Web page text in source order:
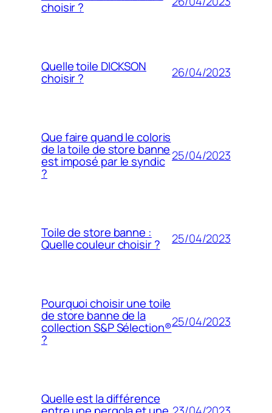
choisir ?
Quelle toile DICKSON
choisir ? 26/04/2023
Que faire quand le coloris
de la toile de store banne
est imposé par le syndic
?
25/04/2023
Toile de store banne :
Quelle couleur choisir ? 25/04/2023
Pourquoi choisir une toile
de store banne de la
collection S&P Sélection®
?
25/04/2023
Quelle est la différence